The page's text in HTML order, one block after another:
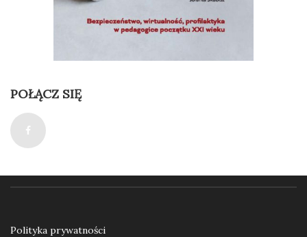
Dodaj do koszyka
POŁĄCZ SIĘ
Polityka prywatności